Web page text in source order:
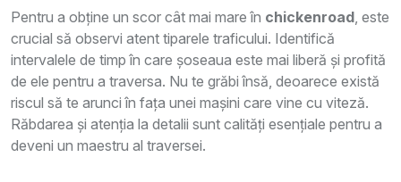
Pentru a obține un scor cât mai mare în chickenroad, este
crucial să observi atent tiparele traficului. Identifică
intervalele de timp în care șoseaua este mai liberă și profită
de ele pentru a traversa. Nu te grăbi însă, deoarece există
riscul să te arunci în fața unei mașini care vine cu viteză.
Răbdarea și atenția la detalii sunt calități esențiale pentru a
deveni un maestru al traversei.